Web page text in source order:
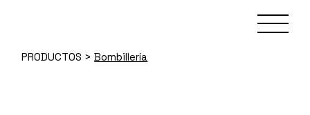
PRODUCTOS >Bombillería